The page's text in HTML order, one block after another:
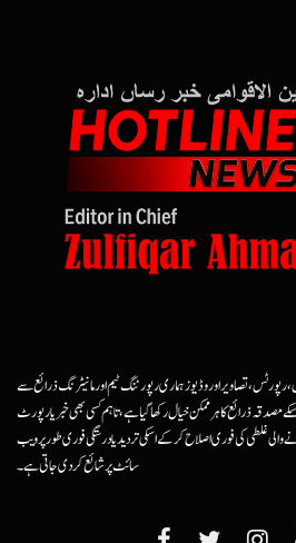
رپورٹس، تصاویر اور وڈیوز ہماری رپورٹنگ ٹیم اور مانیٹرنگ ذرائع سے
ذرائع کا ہرممکن خیال رکھا گیا ہے، تاہم کسی بھی خبر یا رپورٹ
والی غلطی کی فوری اصلاح کرکے اسکی تردید یا درستگی فوری طور پر ویب
سائٹ پر شائع کردی جاتی ہے۔